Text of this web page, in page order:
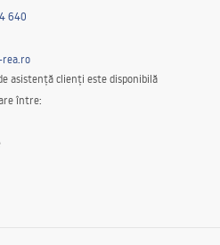
640
rea.ro
asistență clienți este disponibilă
între: